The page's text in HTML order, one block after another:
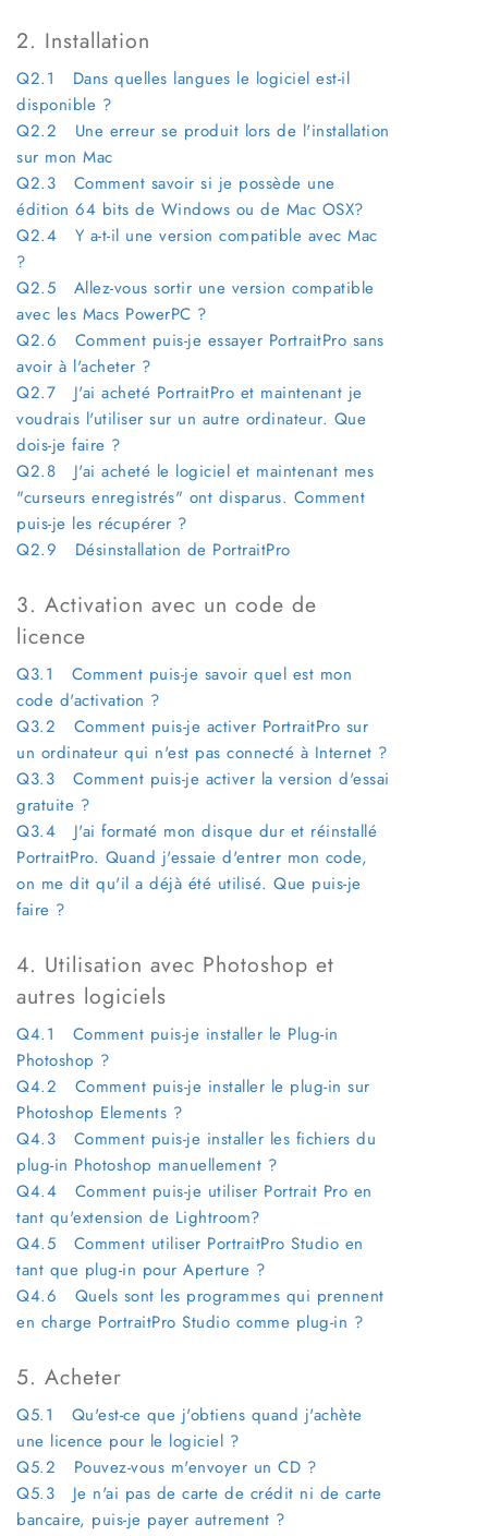
2. Installation
Q2.1 Dans quelles langues le logiciel est-il
disponible ?
Q2.2 Une erreur se produit lors de l'installation
sur mon Mac
Q2.3 Comment savoir si je possède une
édition 64 bits de Windows ou de Mac OSX?
Q2.4 Y a-t-il une version compatible avec Mac
?
Q2.5 Allez-vous sortir une version compatible
avec les Macs PowerPC ?
Q2.6 Comment puis-je essayer PortraitPro sans
avoir à l'acheter ?
Q2.7 J'ai acheté PortraitPro et maintenant je
voudrais l'utiliser sur un autre ordinateur. Que
dois-je faire ?
Q2.8 J'ai acheté le logiciel et maintenant mes
"curseurs enregistrés" ont disparus. Comment
puis-je les récupérer ?
Q2.9 Désinstallation de PortraitPro
3. Activation avec un code de
licence
Q3.1 Comment puis-je savoir quel est mon
code d'activation ?
Q3.2 Comment puis-je activer PortraitPro sur
un ordinateur qui n'est pas connecté à Internet ?
Q3.3 Comment puis-je activer la version d'essai
gratuite ?
Q3.4 J'ai formaté mon disque dur et réinstallé
PortraitPro. Quand j'essaie d'entrer mon code,
on me dit qu'il a déjà été utilisé. Que puis-je
faire ?
4. Utilisation avec Photoshop et
autres logiciels
Q4.1 Comment puis-je installer le Plug-in
Photoshop ?
Q4.2 Comment puis-je installer le plug-in sur
Photoshop Elements ?
Q4.3 Comment puis-je installer les fichiers du
plug-in Photoshop manuellement ?
Q4.4 Comment puis-je utiliser Portrait Pro en
tant qu'extension de Lightroom?
Q4.5 Comment utiliser PortraitPro Studio en
tant que plug-in pour Aperture ?
Q4.6 Quels sont les programmes qui prennent
en charge PortraitPro Studio comme plug-in ?
5. Acheter
Q5.1 Qu'est-ce que j'obtiens quand j'achète
une licence pour le logiciel ?
Q5.2 Pouvez-vous m'envoyer un CD ?
Q5.3 Je n'ai pas de carte de crédit ni de carte
bancaire, puis-je payer autrement ?